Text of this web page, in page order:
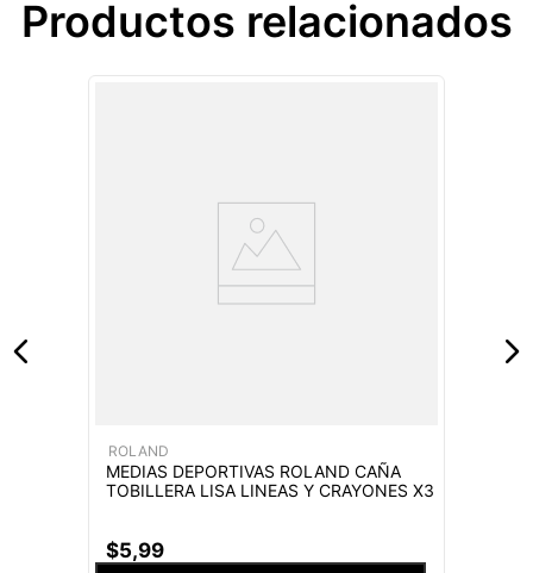
Productos relacionados
ROLAND
MEDIAS DEPORTIVAS ROLAND CAÑA
TOBILLERA LISA LINEAS Y CRAYONES X3
$5,99